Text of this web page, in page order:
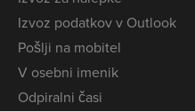
Izvoz podatkov v Outlook
Pošlji na mobitel
V osebni imenik
Odpiralni časi